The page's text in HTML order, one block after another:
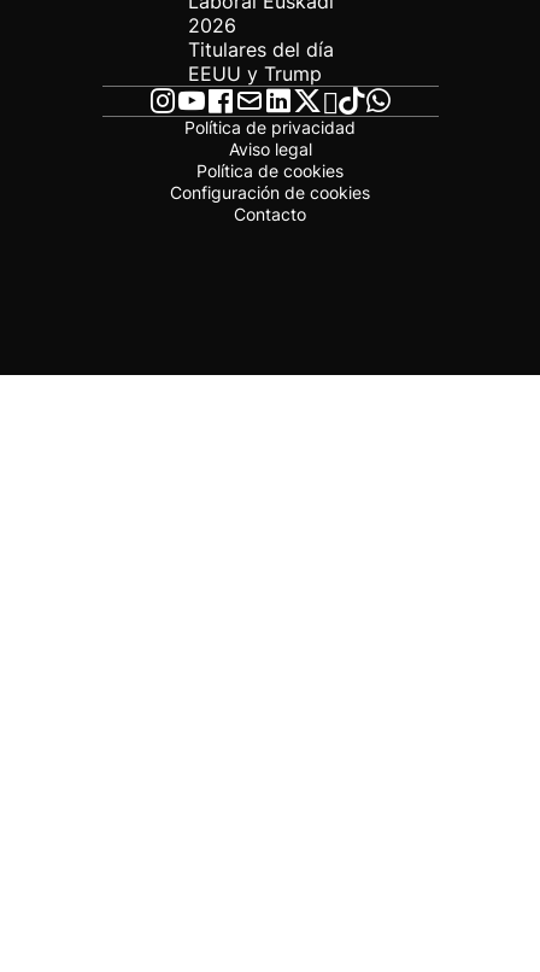
2026
Titulares del día
EEUU y Trump
Política de privacidad
Aviso legal
Política de cookies
Configuración de cookies
Contacto